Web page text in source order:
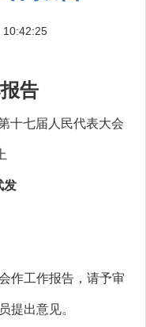
10:42:25
告
十七届 人民代表大会
发
作工作报告，请予审
提出意见。